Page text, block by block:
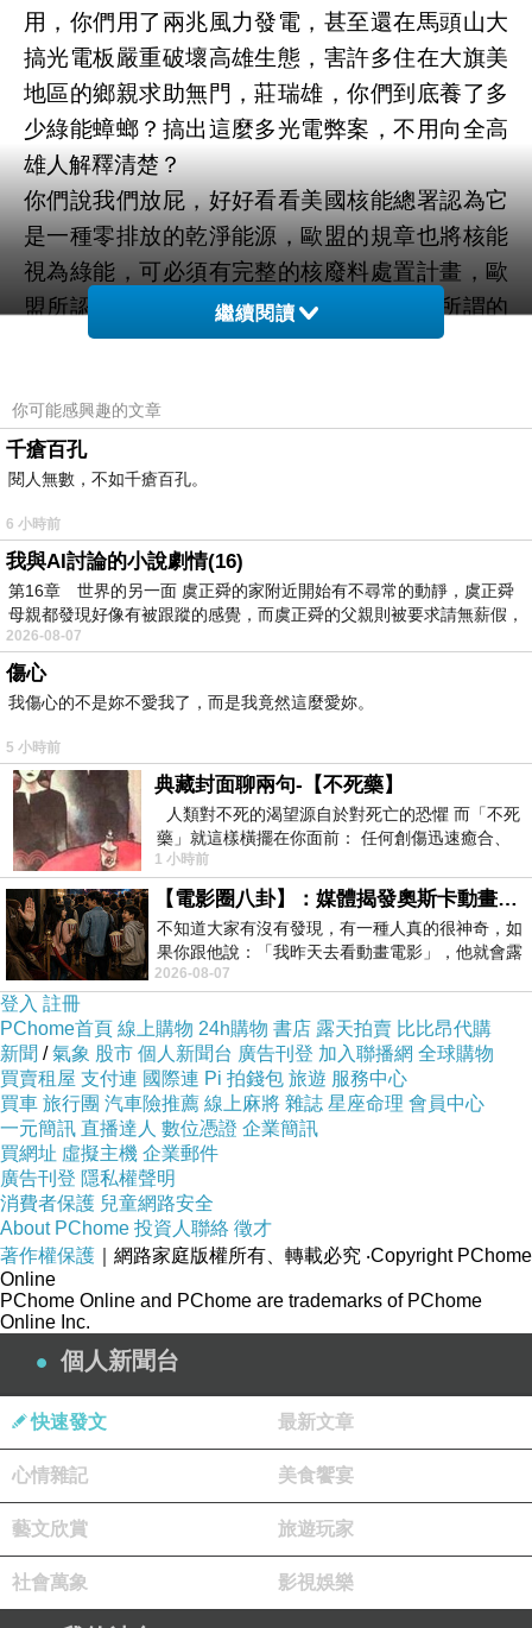
用，你們用了兩兆風力發電，甚至還在馬頭山大
搞光電板嚴重破壞高雄生態，害許多住在大旗美
地區的鄉親求助無門，莊瑞雄，你們到底養了多
少綠能蟑螂？搞出這麼多光電弊案，不用向全高
雄人解釋清楚？
你們說我們放屁，好好看看美國核能總署認為它
是一種零排放的乾淨能源，歐盟的規章也將核能
視為綠能，可必須有完整的核廢料處置計畫，歐
盟所認定核能視為綠能這句話就是莊瑞雄所謂的
放屁？
接、四接嚴重破壞環境，還去搞垃圾發電，燒了
這麼多垃圾產生更多戴奧辛製造空氣污染，再來
你們圖利台糖砍伐樹木設光電園區，還去圖利台
鹽陳啟昱在台南、高雄大搞光電弊案！
你們把腦筋動到火力發電廠、燃煤發電，燒了廉
價又劣質的煤炭，害所有中南部鄉親得肺腺癌走
了，你莊瑞雄和民進黨這幾個政客居然厚顏無恥
的批判我們在野黨立委，你操他媽的真厲害！拿
你們的大罷免做魔鬼交易，刻意去危害人民身家
性命，你們真幹你娘不要臉！毫無慚愧之心！
連全民都在向我們這些部落客抱怨，多半都是中
南部鄉親父老常常跟我們講“屏東縣政府的官員圖
利台糖砍掉大量樹木蓋光電場”，你們好好看看你
們民進黨這幾個政客幹得好事！屏東人不欠我
們，可你們欠屏東人一個道歉！
你們民進黨在高雄、屏東執政幾年了？連全高雄
人、全屏東人都在向我們檢舉，你們民進黨這幾
個政客完全視而不見！這樣的青面獠牙，遲早會
遭人民唾棄！
莊瑞雄，如果你們不滿歐盟、美國核能總署講核
能視為綠能這句話，那請你們民進黨到歐盟、美
國核能總署去抗議！別在立法院丟人現眼！整天
到處在演戲演給全高雄人看，你們乾脆直接去當
演員算了！還當什麼立委？智障！
我誠摯告訴大家，包含全廣大海內外同胞朋友
們，為了要解決民生用電問題，核一、核二、核
三一定要延役，更要重啟核四，核管法這項法案
一定要讓它成立，避免民進黨政客亂搞！
要記住，罷免我們國民黨立委投票，一定要站出
來投下“不同意罷免”，對於罷免我們國民黨立委
投票，我不同意罷免！+1
煩請郭正亮先生、寒冰兄（謝寒冰）告訴各藍委
選區的村里長，投完票下午四點之後一定要站出
來監票！感謝！
繼續閱讀
你可能感興趣的文章
千瘡百孔
閱人無數，不如千瘡百孔。
6 小時前
我與AI討論的小說劇情(16)
第16章 世界的另一面 虞正舜的家附近開始有不尋常的動靜，虞正舜
母親都發現好像有被跟蹤的感覺，而虞正舜的父親則被要求請無薪假，
2026-08-07
傷心
我傷心的不是妳不愛我了，而是我竟然這麼愛妳。
5 小時前
典藏封面聊兩句-【不死藥】
人類對不死的渴望源自於對死亡的恐懼 而「不死
藥」就這樣橫擺在你面前： 任何創傷迅速癒合、
停止衰老、痛覺消失…堪
1 小時前
【電影圈八卦】：媒體揭發奧斯卡動畫項目投票醜聞！好萊塢為什麼看不起動畫電影？
不知道大家有沒有發現，有一種人真的很神奇，如
果你跟他說：「我昨天去看動畫電影」，他就會露
出一種慈祥的微笑，然後問你是不是陪小
2026-08-07
登入 註冊
PChome首頁 線上購物 24h購物 書店 露天拍賣 比比昂代購
新聞 /氣象 股市 個人新聞台 廣告刊登 加入聯播網 全球購物
買賣租屋 支付連 國際連 Pi 拍錢包 旅遊 服務中心
買車 旅行團 汽車險推薦 線上麻將 雜誌 星座命理 會員中心
一元簡訊 直播達人 數位憑證 企業簡訊
買網址 虛擬主機 企業郵件
廣告刊登 隱私權聲明
消費者保護 兒童網路安全
About PChome 投資人聯絡 徵才
著作權保護 ｜網路家庭版權所有、轉載必究 ‧Copyright PChome
Online
PChome Online and PChome are trademarks of PChome
Online Inc.
個人新聞台
快速發文 最新文章
心情雜記 美食饗宴
藝文欣賞 旅遊玩家
社會萬象 影視娛樂